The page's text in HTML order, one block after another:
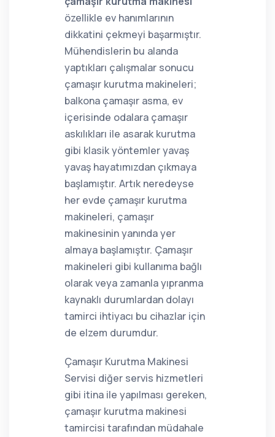
özellikle ev hanımlarının
dikkatini çekmeyi başarmıştır.
Mühendislerin bu alanda
yaptıkları çalışmalar sonucu
çamaşır kurutma makineleri;
balkona çamaşır asma, ev
içerisinde odalara çamaşır
askılıkları ile asarak kurutma
gibi klasik yöntemler yavaş
yavaş hayatımızdan çıkmaya
başlamıştır. Artık neredeyse
her evde çamaşır kurutma
makineleri, çamaşır
makinesinin yanında yer
almaya başlamıştır. Çamaşır
makineleri gibi kullanıma bağlı
olarak veya zamanla yıpranma
kaynaklı durumlardan dolayı
tamirci ihtiyacı bu cihazlar için
de elzem durumdur.
Çamaşır Kurutma Makinesi
Servisi diğer servis hizmetleri
gibi itina ile yapılması gereken,
çamaşır kurutma makinesi
tamircisi tarafından müdahale